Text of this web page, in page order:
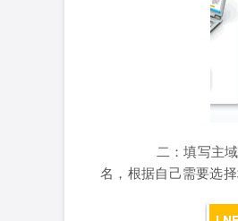
二：填写主域
名，根据自己需要选